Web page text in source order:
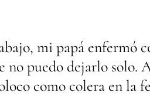
mi papá enfermó
no puedo dejarlo solo.
como colera en la